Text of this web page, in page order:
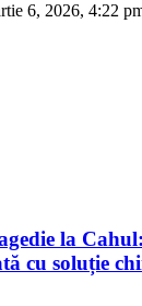
6, 2026, 4:22
la
cu soluție